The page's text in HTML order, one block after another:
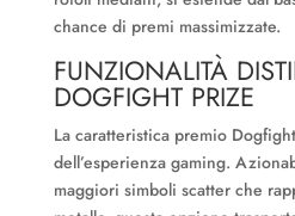
chance di premi massimizzate.
FUNZIONALITÀ
DOGFIGHT PRIZE
La caratteristica premio
dell’esperienza gaming.
maggiori simboli scatter che